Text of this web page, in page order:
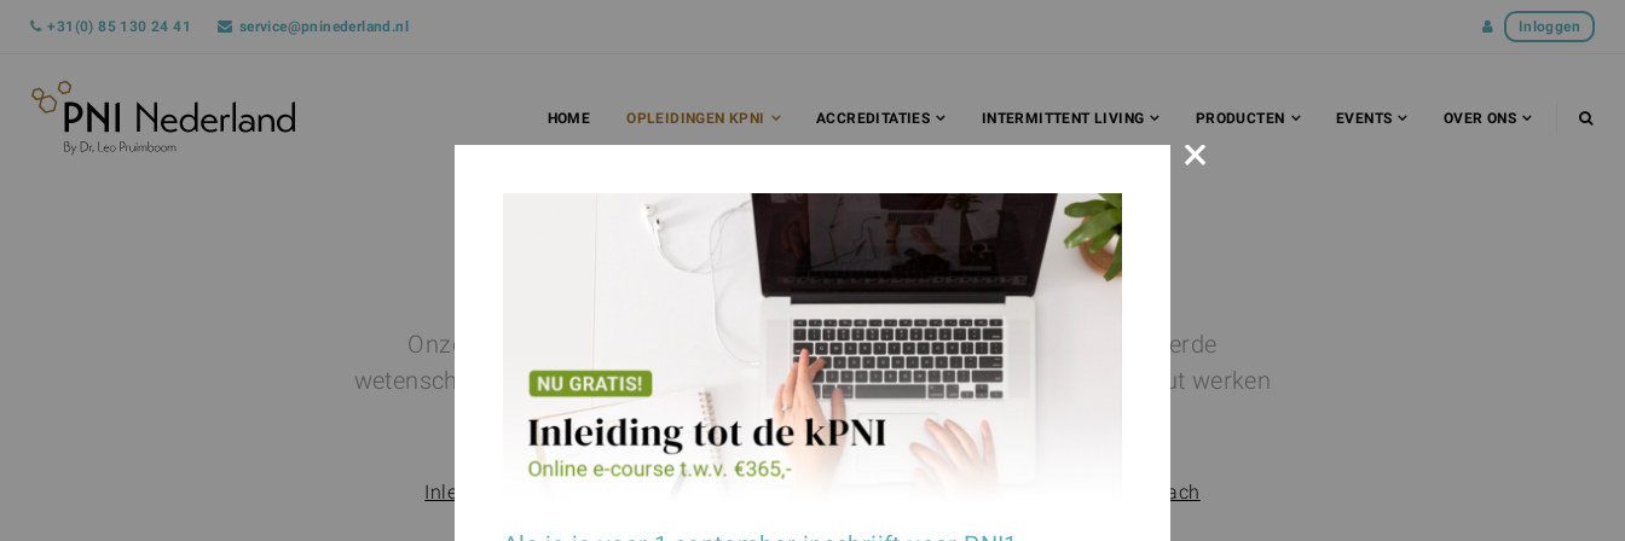
+31(0) 85 130 24 41 service@pninederland.nl Inloggen
HOME OPLEIDINGEN KPNI ACCREDITATIES INTERMITTENT LIVING PRODUCTEN EVENTS OVER ONS
Opleidingen
Onze opleidingen worden ontwikkeld door een groep zeer gerenommeerde
wetenschappers uit verschillende landen, die zelf allemaal als arts/therapeut werken
met klinische PNI en het Intermittent Living Concept.
Inleiding tot de kPNI Intermittent Living Coach
×